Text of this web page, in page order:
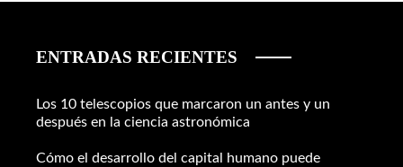
ENTRADAS RECIENTES
Los 10 telescopios que marcaron un antes y un
después en la ciencia astronómica
Cómo el desarrollo del capital humano puede